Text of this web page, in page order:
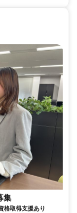
集
格取得支援あり